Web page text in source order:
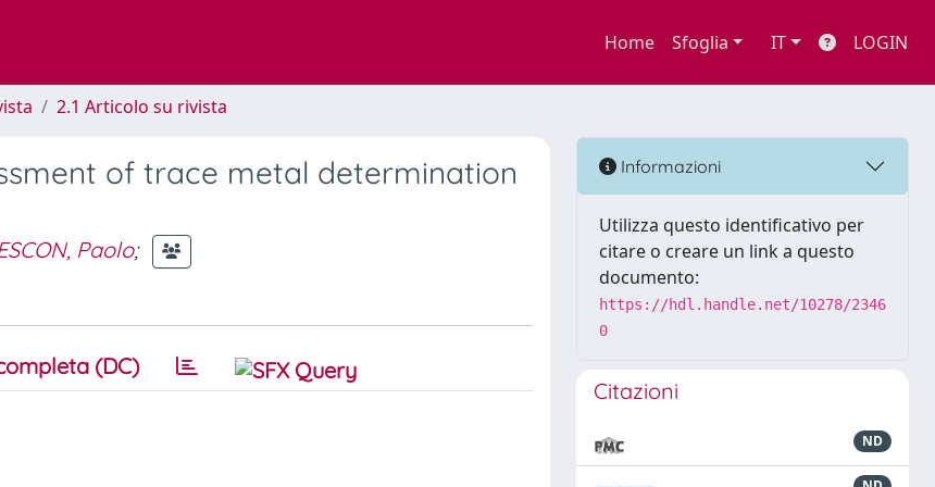
Home Sfoglia IT LOGIN
2.1 Articolo su rivista
of trace metal determination
Paolo;
(DC)
Informazioni
Utilizza questo identificativo per
citare o creare un link a questo
documento:
https://hdl.handle.net/10278/2346
0
Citazioni
ND